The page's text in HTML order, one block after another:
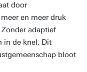
door
en meer druk
adaptief
in de knel. Dit
bloot